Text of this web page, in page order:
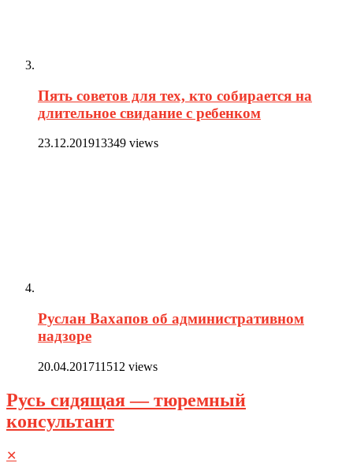
Пять советов для тех, кто собирается на
длительное свидание с ребенком
23.12.201913349 views
Руслан Вахапов об административном
надзоре
20.04.201711512 views
Русь сидящая — тюремный
консультант
✕